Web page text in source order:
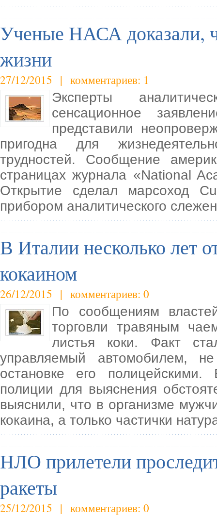
Ученые НАСА доказали,
жизни
27/12/2015 | комментариев: 1
Эксперты
сенсационное
представили
пригодна для
трудностей. Сообщение
страницах журнала «National
Открытие сделал марсоход
прибором аналитического
В Италии несколько лет
кокаином
26/12/2015 | комментариев: 0
По сообщениям
торговли травяным
листья коки. Факт
управляемый автомобилем,
остановке его
полиции для выяснения
выяснили, что в организме
кокаина, а только частички
НЛО прилетели
ракеты
25/12/2015 | комментариев: 0